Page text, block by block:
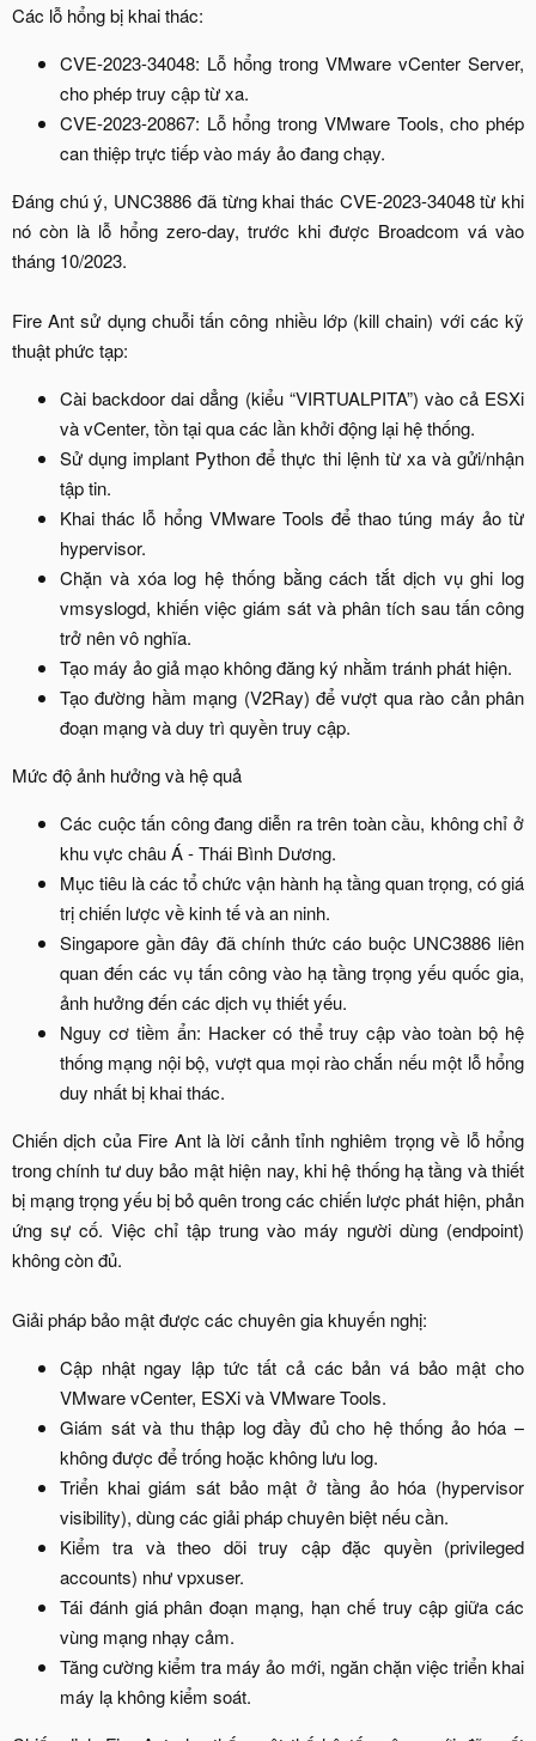
Các lỗ hổng bị khai thác:​
CVE-2023-34048: Lỗ hổng trong VMware vCenter Server,
cho phép truy cập từ xa.​
CVE-2023-20867: Lỗ hổng trong VMware Tools, cho phép
can thiệp trực tiếp vào máy ảo đang chạy.​
Đáng chú ý, UNC3886 đã từng khai thác CVE-2023-34048 từ khi
nó còn là lỗ hổng zero-day, trước khi được Broadcom vá vào
tháng 10/2023.
Fire Ant sử dụng chuỗi tấn công nhiều lớp (kill chain) với các kỹ
thuật phức tạp:​
Cài backdoor dai dẳng (kiểu “VIRTUALPITA”) vào cả ESXi
và vCenter, tồn tại qua các lần khởi động lại hệ thống.​
Sử dụng implant Python để thực thi lệnh từ xa và gửi/nhận
tập tin.​
Khai thác lỗ hổng VMware Tools để thao túng máy ảo từ
hypervisor.​
Chặn và xóa log hệ thống bằng cách tắt dịch vụ ghi log
vmsyslogd, khiến việc giám sát và phân tích sau tấn công
trở nên vô nghĩa.​
Tạo máy ảo giả mạo không đăng ký nhằm tránh phát hiện.​
Tạo đường hầm mạng (V2Ray) để vượt qua rào cản phân
đoạn mạng và duy trì quyền truy cập.​
Mức độ ảnh hưởng và hệ quả​
Các cuộc tấn công đang diễn ra trên toàn cầu, không chỉ ở
khu vực châu Á - Thái Bình Dương.​
Mục tiêu là các tổ chức vận hành hạ tầng quan trọng, có giá
trị chiến lược về kinh tế và an ninh.​
Singapore gần đây đã chính thức cáo buộc UNC3886 liên
quan đến các vụ tấn công vào hạ tầng trọng yếu quốc gia,
ảnh hưởng đến các dịch vụ thiết yếu.​
Nguy cơ tiềm ẩn: Hacker có thể truy cập vào toàn bộ hệ
thống mạng nội bộ, vượt qua mọi rào chắn nếu một lỗ hổng
duy nhất bị khai thác.​
Chiến dịch của Fire Ant là lời cảnh tỉnh nghiêm trọng về lỗ hổng
trong chính tư duy bảo mật hiện nay, khi hệ thống hạ tầng và thiết
bị mạng trọng yếu bị bỏ quên trong các chiến lược phát hiện, phản
ứng sự cố. Việc chỉ tập trung vào máy người dùng (endpoint)
không còn đủ.
Giải pháp bảo mật được các chuyên gia khuyến nghị:​
Cập nhật ngay lập tức tất cả các bản vá bảo mật cho
VMware vCenter, ESXi và VMware Tools.​
Giám sát và thu thập log đầy đủ cho hệ thống ảo hóa –
không được để trống hoặc không lưu log.​
Triển khai giám sát bảo mật ở tầng ảo hóa (hypervisor
visibility), dùng các giải pháp chuyên biệt nếu cần.​
Kiểm tra và theo dõi truy cập đặc quyền (privileged
accounts) như vpxuser.​
Tái đánh giá phân đoạn mạng, hạn chế truy cập giữa các
vùng mạng nhạy cảm.​
Tăng cường kiểm tra máy ảo mới, ngăn chặn việc triển khai
máy lạ không kiểm soát.​